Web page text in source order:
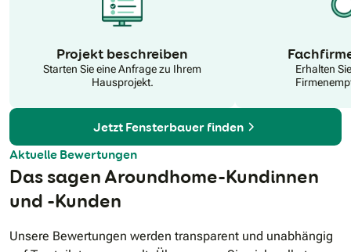
Projekt beschreiben
Starten Sie eine Anfrage zu Ihrem
Hausprojekt.
Erhalten
Jetzt Fensterbauer finden
Aktuelle Bewertungen
Das sagen Aroundhome-Kundinnen
und -Kunden
Unsere Bewertungen werden transparent und unabhängig